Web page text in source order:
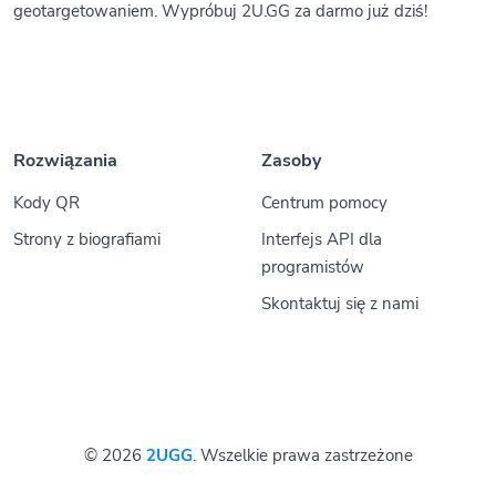
geotargetowaniem. Wypróbuj 2U.GG za darmo już dziś!
Rozwiązania
Kody QR
Strony z biografiami
Zasoby
Centrum pomocy
Interfejs API dla
programistów
Skontaktuj się z nami
© 2026 2UGG. Wszelkie prawa zastrzeżone